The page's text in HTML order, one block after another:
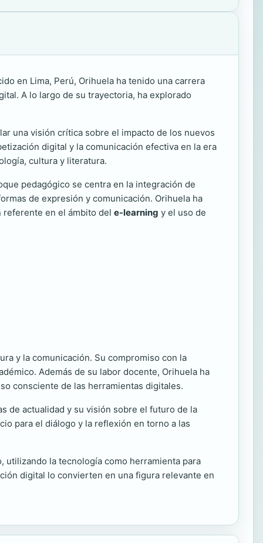
en Lima, Perú, Orihuela ha tenido una carrera
A lo largo de su trayectoria, ha explorado
una visión crítica sobre el impacto de los nuevos
digital y la comunicación efectiva en la era
cultura y literatura.
pedagógico se centra en la integración de
de expresión y comunicación. Orihuela ha
referente en el ámbito del e-learning y el uso de
y la comunicación. Su compromiso con la
Además de su labor docente, Orihuela ha
consciente de las herramientas digitales.
de actualidad y su visión sobre el futuro de la
para el diálogo y la reflexión en torno a las
utilizando la tecnología como herramienta para
digital lo convierten en una figura relevante en